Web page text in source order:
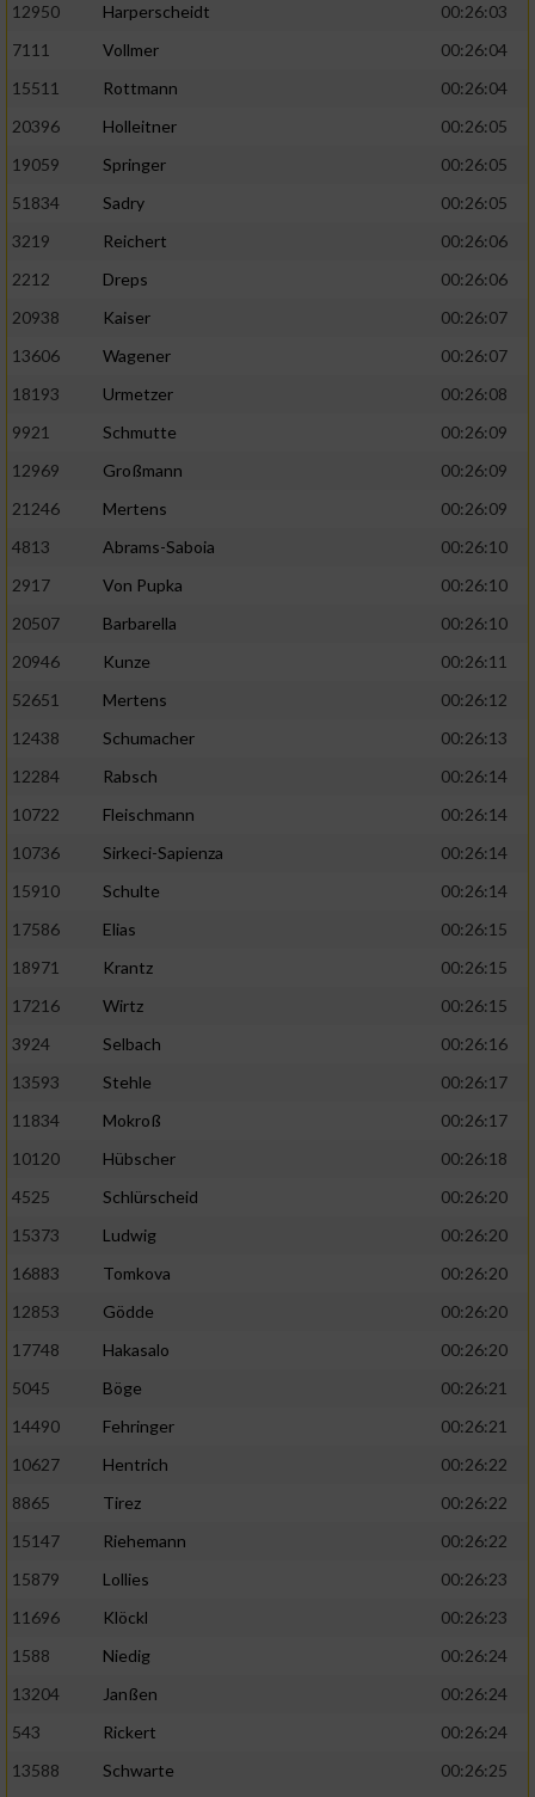
12950
Harperscheidt
00:26:03
7111
Vollmer
00:26:04
15511
Rottmann
00:26:04
20396
Holleitner
00:26:05
19059
Springer
00:26:05
51834
Sadry
00:26:05
3219
Reichert
00:26:06
2212
Dreps
00:26:06
20938
Kaiser
00:26:07
13606
Wagener
00:26:07
18193
Urmetzer
00:26:08
9921
Schmutte
00:26:09
12969
Großmann
00:26:09
21246
Mertens
00:26:09
4813
Abrams-Saboia
00:26:10
2917
Von Pupka
00:26:10
20507
Barbarella
00:26:10
20946
Kunze
00:26:11
52651
Mertens
00:26:12
12438
Schumacher
00:26:13
12284
Rabsch
00:26:14
10722
Fleischmann
00:26:14
10736
Sirkeci-Sapienza
00:26:14
15910
Schulte
00:26:14
17586
Elias
00:26:15
18971
Krantz
00:26:15
17216
Wirtz
00:26:15
3924
Selbach
00:26:16
13593
Stehle
00:26:17
11834
Mokroß
00:26:17
10120
Hübscher
00:26:18
4525
Schlürscheid
00:26:20
15373
Ludwig
00:26:20
16883
Tomkova
00:26:20
12853
Gödde
00:26:20
17748
Hakasalo
00:26:20
5045
Böge
00:26:21
14490
Fehringer
00:26:21
10627
Hentrich
00:26:22
8865
Tirez
00:26:22
15147
Riehemann
00:26:22
15879
Lollies
00:26:23
11696
Klöckl
00:26:23
1588
Niedig
00:26:24
13204
Janßen
00:26:24
543
Rickert
00:26:24
13588
Schwarte
00:26:25